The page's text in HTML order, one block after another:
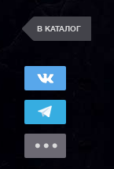
В КАТАЛОГ